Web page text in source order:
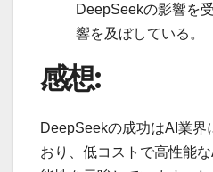
DeepSeekの影響を
響を及ぼしている。
感想:
DeepSeekの成功はAI業界
おり、低コストで高性能